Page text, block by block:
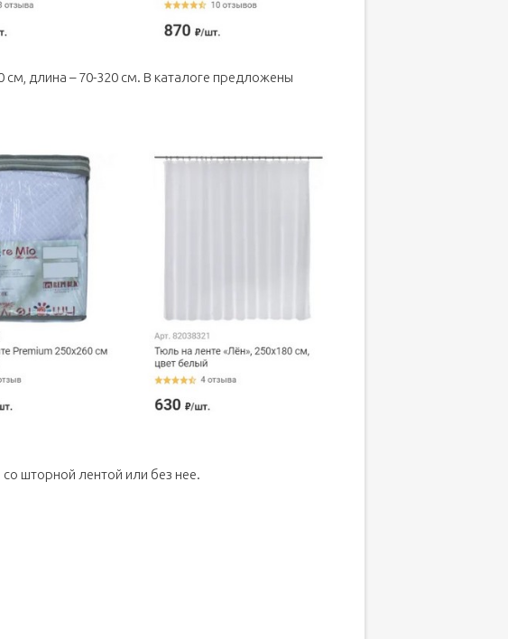
см, длина – 70-320 см. В каталоге предложены
шторной лентой или без нее.